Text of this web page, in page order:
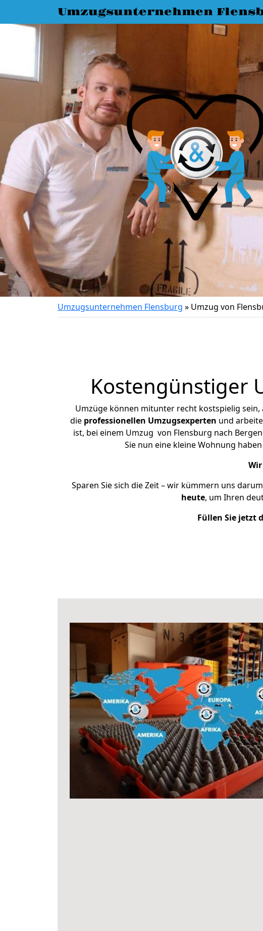
Umzugsunternehmen
Umzugsunternehmen Flensburg » Umzug von
Kostengünstiger
Umzüge können mitunter recht kostspielig
die professionellen Umzugsexperten und
ist, bei einem Umzug von Flensburg nach
Sie nun eine kleine Wohnung
Sparen Sie sich die Zeit – wir kümmern uns
heute, um Ihren
Füllen Sie jetzt